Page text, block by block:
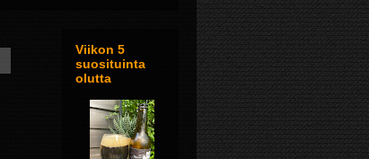
Viikon 5
suosituinta
olutta